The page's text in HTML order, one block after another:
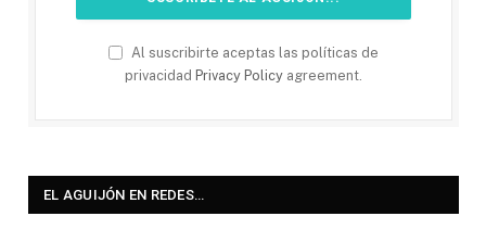
Al suscribirte aceptas las políticas de
privacidad Privacy Policy agreement.
EL AGUIJÓN EN REDES…